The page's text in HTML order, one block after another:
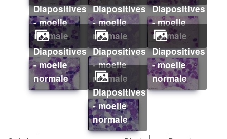
Diapositives
- moelle
normale
Diapositives
- moelle
normale
Diapositives
- moelle
normale
Diapositives
- moelle
normale
Diapositives
- moelle
normale
Diapositives
- moelle
normale
Diapositives
- moelle
normale